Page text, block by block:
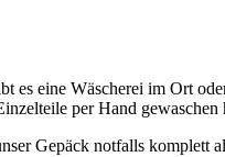
eine Wäscherei im Ort
per Hand gewaschen
Gepäck notfalls